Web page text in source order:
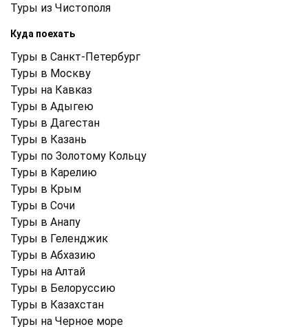
Туры из Чистополя
Куда поехать
Туры в Санкт-Петербург
Туры в Москву
Туры на Кавказ
Туры в Адыгею
Туры в Дагестан
Туры в Казань
Туры по Золотому Кольцу
Туры в Карелию
Туры в Крым
Туры в Cочи
Туры в Анапу
Туры в Геленджик
Туры в Абхазию
Туры на Алтай
Туры в Белоруссию
Туры в Казахстан
Туры на Черное море